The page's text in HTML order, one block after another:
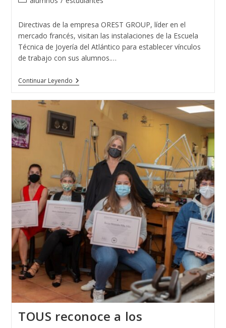
la
entrada:
Directivas de la empresa OREST GROUP, líder en el
mercado francés, visitan las instalaciones de la Escuela
Técnica de Joyería del Atlántico para establecer vínculos
de trabajo con sus alumnos.…
Continuar LeyendoVisita
De
La
Escuela
Técnica
Joyería
Atlántico
TOUS reconoce a los